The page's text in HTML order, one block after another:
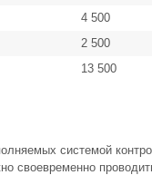
4 500
2 500
13 500
системой
своевременно